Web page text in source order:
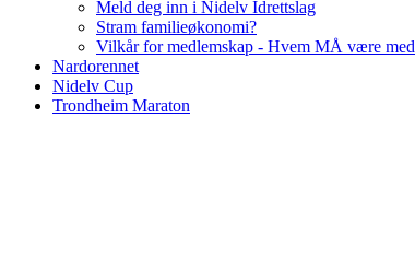
Meld deg inn i Nidelv Idrettslag
Stram familieøkonomi?
Vilkår for medlemskap - Hvem MÅ være
Nardorennet
Nidelv Cup
Trondheim Maraton